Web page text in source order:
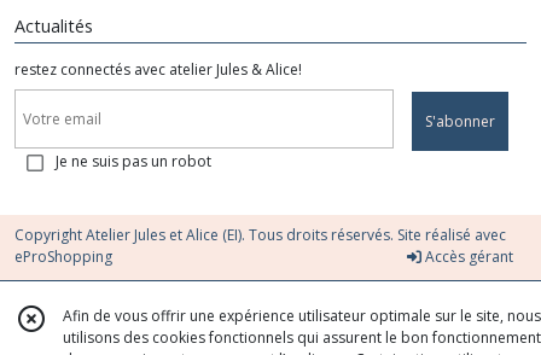
Actualités
restez connectés avec atelier Jules & Alice!
S'abonner
Je ne suis pas un robot
Copyright Atelier Jules et Alice (EI). Tous droits réservés. Site réalisé avec
eProShopping
Accès gérant
Afin de vous offrir une expérience utilisateur optimale sur le site, nous
utilisons des cookies fonctionnels qui assurent le bon fonctionnement